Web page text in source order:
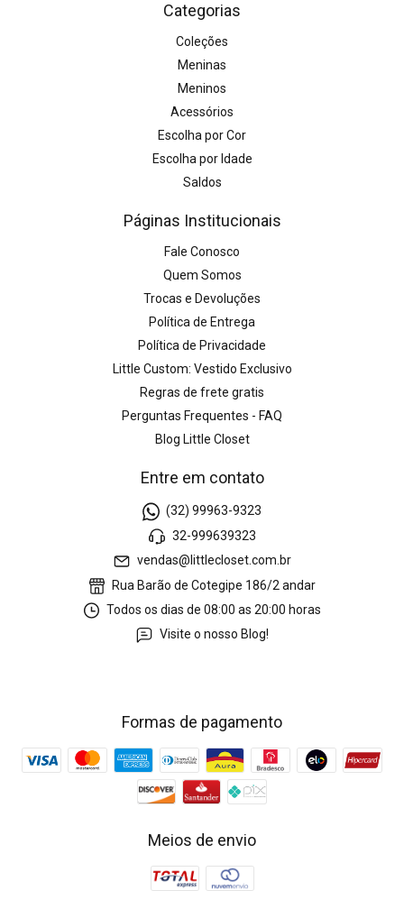
Categorias
Coleções
Meninas
Meninos
Acessórios
Escolha por Cor
Escolha por Idade
Saldos
Páginas Institucionais
Fale Conosco
Quem Somos
Trocas e Devoluções
Política de Entrega
Política de Privacidade
Little Custom: Vestido Exclusivo
Regras de frete gratis
Perguntas Frequentes - FAQ
Blog Little Closet
Entre em contato
(32) 99963-9323
32-999639323
vendas@littlecloset.com.br
Rua Barão de Cotegipe 186/2 andar
Todos os dias de 08:00 as 20:00 horas
Visite o nosso Blog!
Formas de pagamento
Meios de envio